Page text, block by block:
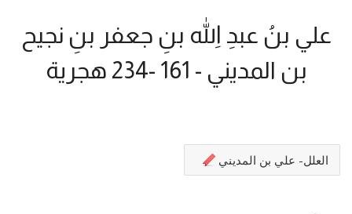
علي بنُ عبدِ اللهِ بنِ جعفر بنِ نجيح
بن المديني - 161 -234 هجرية
العلل- علي بن المديني